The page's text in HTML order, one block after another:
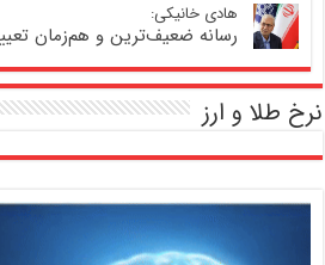
هادی خانیکی:
رسانه ضعیف‌ترین و هم‌زمان
نرخ طلا و ارز